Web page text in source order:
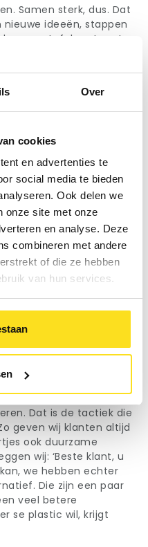
Over
cookies
en advertenties te
social media te bieden
Ook delen we
onze site met onze
en analyse. Deze
combineren met andere
of die ze hebben
van hun services.
Samen sterk, dus. Dat
ideeën, stappen
aan tafel met grote
‘Ja maar voor jullie is
je jaagt elkaar
die houding ook van
hoever gaat het bedrijf
klanten die niet
uitgesloten? ‘We
stelt Simons. ‘Maar
leverancier, vragen wij
quality docs in te
strikvragen verwerkt om
strookt met de
van ons langs bij een
een partij kan zeggen
is, maar dat zegt niets
handelt. En
offerte, maar het is
en prijs,
Enthousiasmeren,
Dat is de tactiek die
geven wij klanten altijd
ook duurzame
wij: ‘Beste klant, u
we hebben echter
Die zijn een paar
veel betere
se plastic wil, krijgt